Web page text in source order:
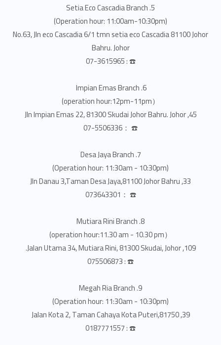
5. Setia Eco Cascadia Branch
(Operation hour: 11:00am-10:30pm)
No.63, Jln eco Cascadia 6/1 tmn setia eco Cascadia 81100 Johor
Bahru. Johor
☎️ : 07-3615965
6. Impian Emas Branch
（operation hour:12pm-11pm)
45, Jln Impian Emas 22, 81300 Skudai Johor Bahru. Johor
☎️ ：07-5506336
7. Desa Jaya Branch
(Operation hour: 11:30am - 10:30pm)
33, Jln Danau 3,Taman Desa Jaya,81100 Johor Bahru
☎️ ：073643301
8. Mutiara Rini Branch
（operation hour:11.30 am - 10.30 pm)
109, Jalan Utama 34, Mutiara Rini, 81300 Skudai, Johor.
☎️ : 075506873
9. Megah Ria Branch
(Operation hour: 11:30am - 10:30pm)
39, Jalan Kota 2, Taman Cahaya Kota Puteri,81750
☎️ : 0187771557